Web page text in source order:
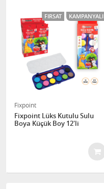
FIRSAT KAMPANYALI
Fixpoint
Fixpoint Lüks Kutulu Sulu
Boya Küçük Boy 12'li